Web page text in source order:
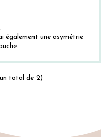
également une asymétrie
total de 2)